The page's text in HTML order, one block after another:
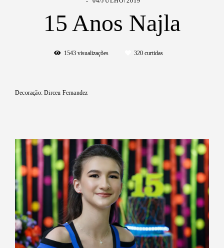
15 Anos Najla
1543visualizações 320curtidas
Decoração: Dirceu Fernandez